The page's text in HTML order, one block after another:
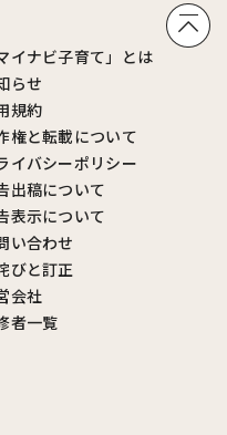
マイナビ子育て」とは
らせ
規約
権と転載について
イバシーポリシー
出稿について
表示について
い合わせ
びと訂正
会社
者一覧